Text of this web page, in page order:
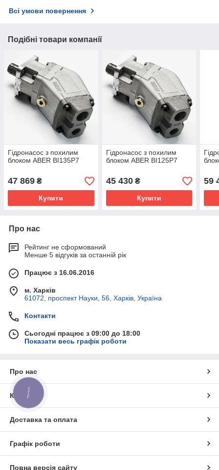
Всі умови повернення
Подібні товари компанії
Гідронасос з похилим
блоком ABER BI135P7
47 869 ₴
Купити
Гідронасос з похилим
блоком ABER BI125P7
45 430₴
Купити
59
Про нас
Рейтинг не сформований
Менше 5 відгуків за останній рік
Працює з 16.06.2016
м. Харків
61072, проспект Науки, 56, Харків, Україна
Контакти
Сьогодні працює з 09:00 до 18:00
Показати весь графік роботи
Про нас
Контакти
Доставка та оплата
Графік роботи
Повна версія сайту
КНОПКА
ЗВ'ЯЗКУ